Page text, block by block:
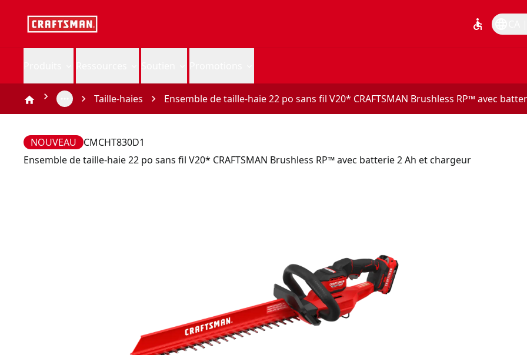
accessible
Taille-haies Ensemble de taille-haie 22 po sans fil V20* CRAFTSMAN Brushless RP™ avec
NOUVEAU
CMCHT830D1
Ensemble de taille-haie 22 po sans fil V20* CRAFTSMAN Brushless RP™ avec batterie 2 Ah et chargeur